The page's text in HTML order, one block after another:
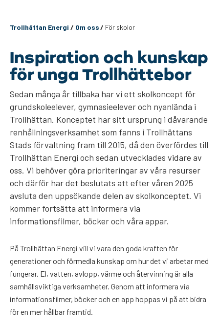
Trollhättan Energi / Om oss/ För skolor
Inspiration och kunskap
för unga Trollhättebor
Sedan många år tillbaka har vi ett skolkoncept för
grundskoleelever, gymnasieelever och nyanlända i
Trollhättan. Konceptet har sitt ursprung i dåvarande
renhållningsverksamhet som fanns i Trollhättans
Stads förvaltning fram till 2015, då den överfördes till
Trollhättan Energi och sedan utvecklades vidare av
oss. Vi behöver göra prioriteringar av våra resurser
och därför har det beslutats att efter våren 2025
avsluta den uppsökande delen av skolkonceptet. Vi
kommer fortsätta att informera via
informationsfilmer, böcker och våra appar.
På Trollhättan Energi vill vi vara den goda kraften för
generationer och förmedla kunskap om hur det vi arbetar med
fungerar. El, vatten, avlopp, värme och återvinning är alla
samhällsviktiga verksamheter. Genom att informera via
informationsfilmer, böcker och en app hoppas vi på att bidra
för en mer hållbar framtid.